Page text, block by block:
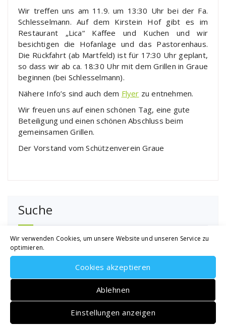
Wir verwenden Cookies, um unsere Website und unseren Service zu
optimieren.
Cookies akzeptieren
Ablehnen
Einstellungen anzeigen
Wir treffen uns am 11.9. um 13:30 Uhr bei der Fa.
Schlesselmann. Auf dem Kirstein Hof gibt es im
Restaurant „Lica“ Kaffee und Kuchen und wir
besichtigen die Hofanlage und das Pastorenhaus.
Die Rückfahrt (ab Martfeld) ist für 17:30 Uhr geplant,
so dass wir ab ca. 18:30 Uhr mit dem Grillen in Graue
beginnen (bei Schlesselmann).
Nähere Info’s sind auch dem Flyer zu entnehmen.
Wir freuen uns auf einen schönen Tag, eine gute
Beteiligung und einen schönen Abschluss beim
gemeinsamen Grillen.
Der Vorstand vom Schützenverein Graue
Suche
Suchen
nach:
Schnellzugriff